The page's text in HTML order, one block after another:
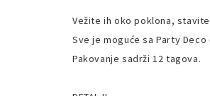
Vežite ih oko poklona,
Sve je moguće sa Party
Pakovanje sadrži 12 tagova.